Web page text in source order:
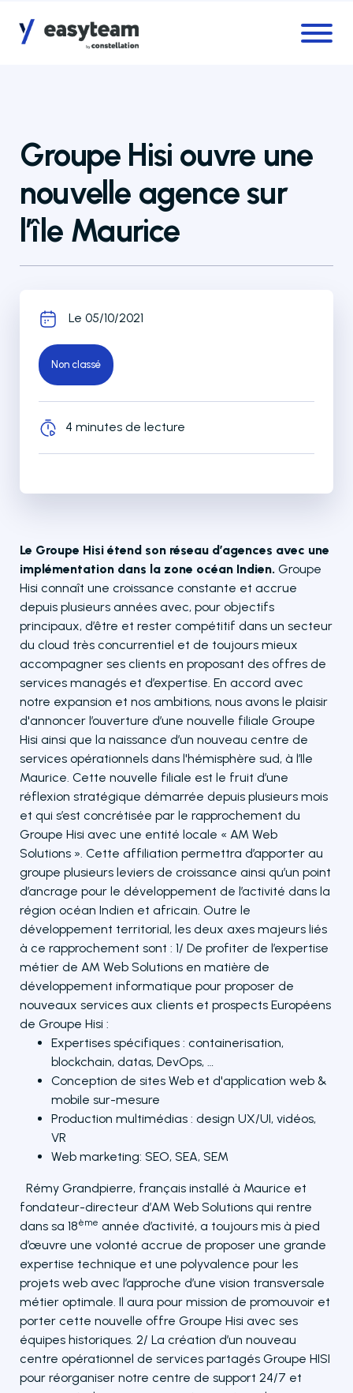
Groupe Hisi ouvre une
nouvelle agence sur
l’île Maurice
Le 05/10/2021
Non classé
4 minutes de lecture
Le Groupe Hisi étend son réseau d’agences avec une
implémentation dans la zone océan Indien. Groupe
Hisi connaît une croissance constante et accrue
depuis plusieurs années avec, pour objectifs
principaux, d’être et rester compétitif dans un secteur
du cloud très concurrentiel et de toujours mieux
accompagner ses clients en proposant des offres de
services managés et d’expertise. En accord avec
notre expansion et nos ambitions, nous avons le plaisir
d'annoncer l’ouverture d’une nouvelle filiale Groupe
Hisi ainsi que la naissance d’un nouveau centre de
services opérationnels dans l'hémisphère sud, à l’Ile
Maurice. Cette nouvelle filiale est le fruit d’une
réflexion stratégique démarrée depuis plusieurs mois
et qui s’est concrétisée par le rapprochement du
Groupe Hisi avec une entité locale « AM Web
Solutions ». Cette affiliation permettra d’apporter au
groupe plusieurs leviers de croissance ainsi qu’un point
d’ancrage pour le développement de l’activité dans la
région océan Indien et africain. Outre le
développement territorial, les deux axes majeurs liés
à ce rapprochement sont : 1/ De profiter de l’expertise
métier de AM Web Solutions en matière de
développement informatique pour proposer de
nouveaux services aux clients et prospects Européens
de Groupe Hisi :
Expertises spécifiques : containerisation,
blockchain, datas, DevOps, …
Conception de sites Web et d'application web &
mobile sur-mesure
Production multimédias : design UX/UI, vidéos,
VR
Web marketing: SEO, SEA, SEM
Rémy Grandpierre, français installé à Maurice et
fondateur-directeur d’AM Web Solutions qui rentre
dans sa 18ème année d’activité, a toujours mis à pied
d’œuvre une volonté accrue de proposer une grande
expertise technique et une polyvalence pour les
projets web avec l’approche d’une vision transversale
métier optimale. Il aura pour mission de promouvoir et
porter cette nouvelle offre Groupe Hisi avec ses
équipes historiques. 2/ La création d’un nouveau
centre opérationnel de services partagés Groupe HISI
pour réorganiser notre centre de support 24/7 et